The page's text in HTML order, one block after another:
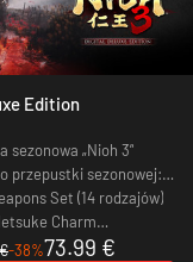
Edition
sezonowa „Nioh 3”
przepustki sezonowej:
Charm”
Set (14 rodzajów)
Charm
-38%73.99 €